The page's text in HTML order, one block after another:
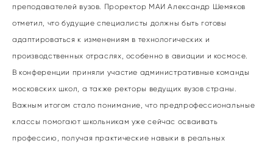
преподавателей вузов. Проректор МАИ Александр Шемяков
отметил, что будущие специалисты должны быть готовы
адаптироваться к изменениям в технологических и
производственных отраслях, особенно в авиации и космосе.
В конференции приняли участие административные команды
московских школ, а также ректоры ведущих вузов страны.
Важным итогом стало понимание, что предпрофессиональные
классы помогают школьникам уже сейчас осваивать
профессию, получая практические навыки в реальных